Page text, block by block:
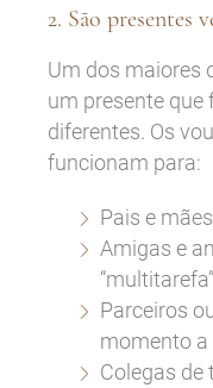
2. São presentes
Um dos maiores
um presente que
diferentes. Os
funcionam para:
Pais e
Amigas e
Parceiros
momento a
Colegas de